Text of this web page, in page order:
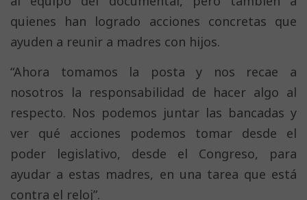
quienes han logrado acciones concretas que
ayuden a reunir a madres con hijos.
“Ahora tomamos la posta y nos recae a
nosotros la responsabilidad de hacer algo al
respecto. Nos podemos juntar las bancadas y
ver qué acciones podemos tomar desde el
poder legislativo, desde el Congreso, para
ayudar a estas madres, en una tarea que está
contra el reloj”.